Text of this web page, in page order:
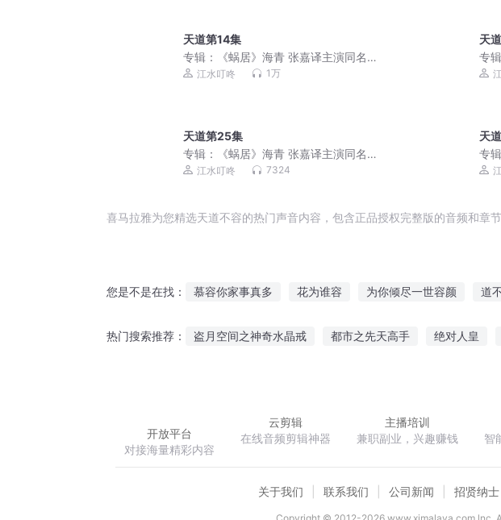
天道第14集
专辑：
《蜗居》海青 张嘉译主演同名电
视剧，作者六六
江水叮咚 1万
天
专辑
视
天道第25集
专辑：
《蜗居》海青 张嘉译主演同名电
视剧，作者六六
江水叮咚 7324
天
专辑
视
喜马拉雅为您精选天道不容的热门声音内容，包含正品授权完整版的音频和章
您是不是在找： 慕容你家事真多 花为谁容 为你倾尽一世容颜 道
热门搜索推荐： 盗月空间之神奇水晶戒 都市之先天高手 绝对人皇
开放平台
对接海量精彩内容
云剪辑
在线音频剪辑神器
主播培训
兼职副业，兴趣赚钱
智
关于我们 联系我们 公司新闻 招贤纳士